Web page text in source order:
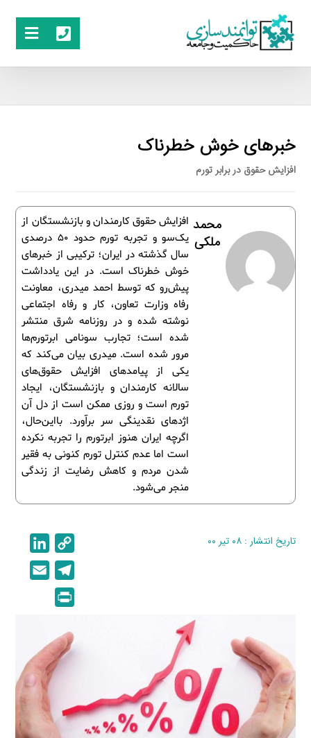
خبرهای خوش خطرناک
افزایش حقوق در برابر تورم
افزایش حقوق کارمندان و بازنشستگان از
یک‌سو و تجربه تورم حدود 50 درصدی
سال گذشته در ایران؛ ترکیبی از خبرهای
خوش خطرناک است. در این یادداشت
پیش‌رو که توسط احمد میدری، معاونت
رفاه وزارت تعاون، کار و رفاه اجتماعی
نوشته ‌شده و در روزنامه شرق منتشر
شده است؛ تجارب سونامی ابرتورم‌ها
مرور شده است. میدری بیان می‌کند که
یکی از پیامدهای افزایش حقوق‌های
سالانه کارمندان و بازنشستگان، ایجاد
تورم است و روزی ممکن است از دل آن
اژدهای نقدینگی سر برآورد. بااین‌حال،
اگرچه ایران هنوز ابرتورم را تجربه نکرده
است اما عدم کنترل تورم کنونی به فقیر
شدن مردم و کاهش رضایت از زندگی
منجر می‌شود.
محمد
ملکی
تاریخ انتشار : ۰۸ تیر ۰۰
o
p
y
i
n
k
i
n
I
n
e
l
g
r
a
m
i
n
t